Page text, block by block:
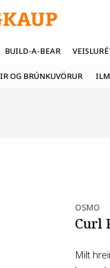
BUILD-A-BEAR
OG BRÚNKUVÖRUR
OSMO
Curl
Milt